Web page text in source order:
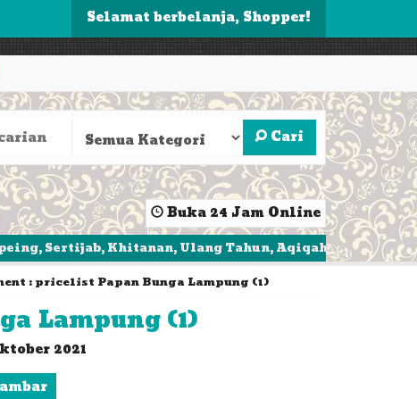
Selamat berbelanja, Shopper!
Cari
Buka 24 Jam Online
Khitanan, Ulang Tahun, Aqiqah, Walimatul
: pricelist Papan Bunga Lampung (1)
Lampung (1)
2021